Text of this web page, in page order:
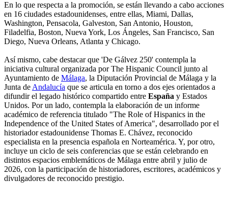
En lo que respecta a la promoción, se están llevando a cabo acciones
en 16 ciudades estadounidenses, entre ellas, Miami, Dallas,
Washington, Pensacola, Galveston, San Antonio, Houston,
Filadelfia, Boston, Nueva York, Los Ángeles, San Francisco, San
Diego, Nueva Orleans, Atlanta y Chicago.
Así mismo, cabe destacar que 'De Gálvez 250' contempla la
iniciativa cultural organizada por The Hispanic Council junto al
Ayuntamiento de Málaga, la Diputación Provincial de Málaga y la
Junta de Andalucía que se articula en torno a dos ejes orientados a
difundir el legado histórico compartido entre España y Estados
Unidos. Por un lado, contempla la elaboración de un informe
académico de referencia titulado "The Role of Hispanics in the
Independence of the United States of America", desarrollado por el
historiador estadounidense Thomas E. Chávez, reconocido
especialista en la presencia española en Norteamérica. Y, por otro,
incluye un ciclo de seis conferencias que se están celebrando en
distintos espacios emblemáticos de Málaga entre abril y julio de
2026, con la participación de historiadores, escritores, académicos y
divulgadores de reconocido prestigio.